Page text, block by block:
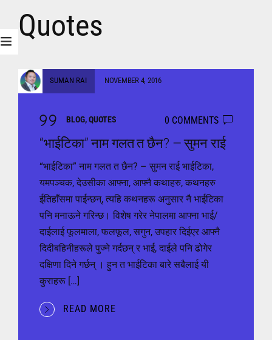
Quotes
SUMAN RAI NOVEMBER 4, 2016
BLOG,QUOTES 0 COMMENTS
“भाईटिका” नाम गलत त छैन? – सुमन राई
“भाईटिका” नाम गलत त छैन? – सुमन राई भाईटिका,
यमपञ्चक, देउसीका आफ्ना, आफ्नै कथाहरु, कथनहरु
ईतिहाँसमा पाईन्छन्, त्यहि कथनहरू अनुसार नै भाईटिका
पनि मनाऊने गरिन्छ। विशेष गरेर नेपालमा आफ्ना भाई/
दाईलाई फूलमाला, फलफूल, सगुन, उपहार दिईएर आफ्नै
दिदीबहिनीहरूले पुज्ने गर्दछन् र भाई, दाईले पनि ढोगेर
दक्षिणा दिने गर्छन् । हुन त भाईटिका बारे सबैलाई यी
कुराहरू […]
READ MORE